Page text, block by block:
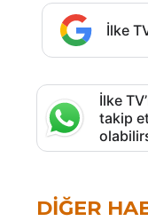
İlke
İlke
takip
DIĞER